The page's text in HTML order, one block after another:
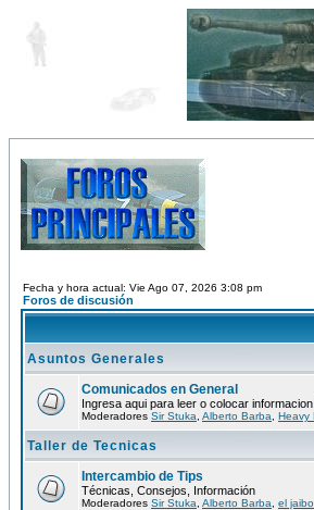
Fecha y hora actual: Vie Ago 07, 2026 3:08 pm
Foros de discusión
Asuntos Generales
Comunicados en General
Ingresa aqui para leer o colocar informacion
Moderadores Sir Stuka Alberto Barba Heavy
Taller de Tecnicas
Intercambio de Tips
Técnicas, Consejos, Información
Moderadores Sir Stuka Alberto Barba el jaibo